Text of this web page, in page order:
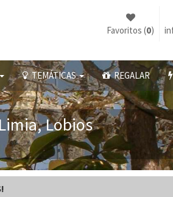
Favoritos (0)
TEMÁTICAS REGALAR
Lobios